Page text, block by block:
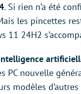
. Si rien n’a été
les pincettes
24H2
PC nouvelle
modèles